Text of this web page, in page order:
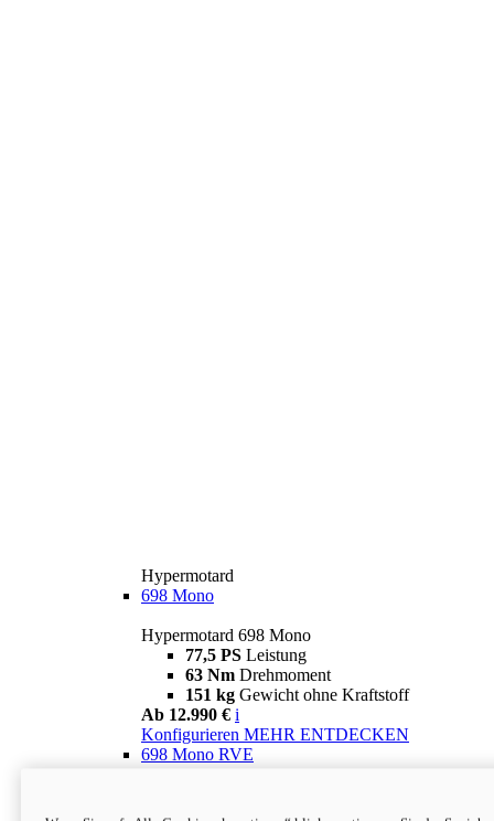
Hypermotard
698 Mono
Hypermotard 698 Mono
77,5 PS Leistung
63 Nm Drehmoment
151 kg Gewicht ohne Kraftstoff
Ab 12.990 € i
Konfigurieren MEHR ENTDECKEN
698 Mono RVE
77,5 PS
Leistung